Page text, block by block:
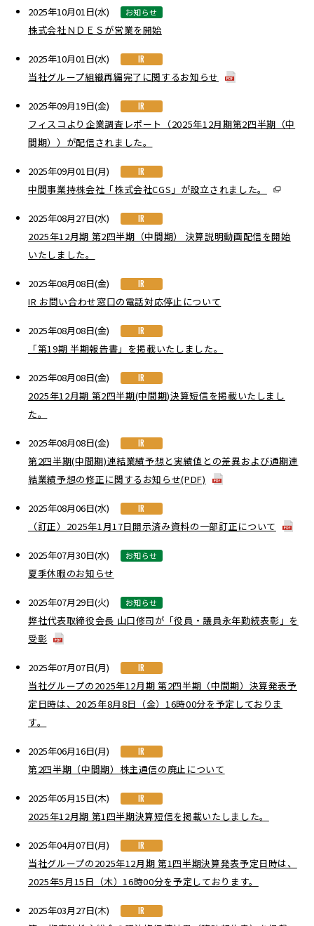
2025年10月01日(水) お知らせ
株式会社ＮＤＥＳが営業を開始
2025年10月01日(水) IR
当社グループ組織再編完了に関するお知らせ
2025年09月19日(金) IR
フィスコより企業調査レポート（2025年12月期第2四半期（中
間期））が配信されました。
2025年09月01日(月) IR
中間事業持株会社「株式会社CGS」が設立されました。
2025年08月27日(水) IR
2025年12月期 第2四半期（中間期） 決算説明動画配信を開始
いたしました。
2025年08月08日(金) IR
IR お問い合わせ窓口の電話対応停止について
2025年08月08日(金) IR
「第19期 半期報告書」を掲載いたしました。
2025年08月08日(金) IR
2025年12月期 第2四半期(中間期)決算短信を掲載いたしまし
た。
2025年08月08日(金) IR
第2四半期(中間期)連結業績予想と実績値との差異および通期連
結業績予想の修正に関するお知らせ(PDF)
2025年08月06日(水) IR
（訂正）2025年1月17日開示済み資料の一部訂正について
2025年07月30日(水) お知らせ
夏季休暇のお知らせ
2025年07月29日(火) お知らせ
弊社代表取締役会長 山口修司が「役員・議員永年勤続表彰」を
受彰
2025年07月07日(月) IR
当社グループの2025年12月期 第2四半期（中間期）決算発表予
定日時は、2025年8月8日（金）16時00分を予定しておりま
す。
2025年06月16日(月) IR
第2四半期（中間期）株主通信の廃止について
2025年05月15日(木) IR
2025年12月期 第1四半期決算短信を掲載いたしました。
2025年04月07日(月) IR
当社グループの2025年12月期 第1四半期決算発表予定日時は、
2025年5月15日（木）16時00分を予定しております。
2025年03月27日(木) IR